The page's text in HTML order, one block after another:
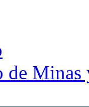
de Minas